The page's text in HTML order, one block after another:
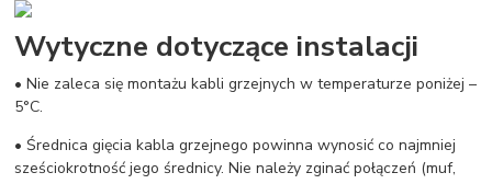
Wytyczne dotyczące instalacji
• Nie zaleca się montażu kabli grzejnych w temperaturze poniżej –
5°C.
• Średnica gięcia kabla grzejnego powinna wynosić co najmniej
sześciokrotność jego średnicy. Nie należy zginać połączeń (muf,